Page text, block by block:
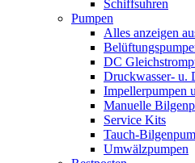
Schiffsuhren
Pumpen
Alles anzeigen
DC
Druckwasser- u.
Impellerpumpen
Manuelle
Service Kits
Tauch-
Umwälzpumpen